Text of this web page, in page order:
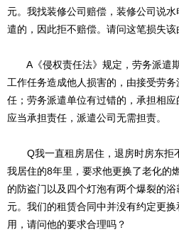
元。我找装修公司赔偿，装修公司说
遣的，因此拒不赔偿。请问这笔损失该
A《侵权责任法》规定，劳务派遣
工作任务造成他人损害的，由接受劳
任；劳务派遣单位有过错的，承担相
应当承担责任，派遣公司无需担责。
Q我一直租房居住，退房时房东拒
我居住的8年里，要求他更换了老化的
的防盗门以及四个灯泡有两个爆裂的
元。我们的租赁合同中并没有约定更
用，请问他的要求合理吗？